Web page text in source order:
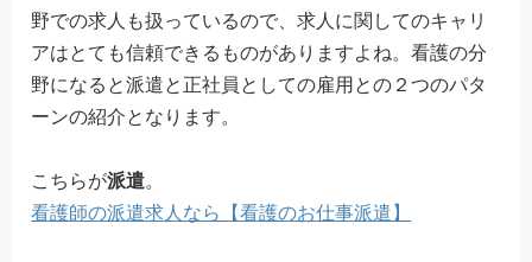
野での求人も扱っているので、求人に関してのキャリ
アはとても信頼できるものがありますよね。看護の分
野になると派遣と正社員としての雇用との２つのパタ
ーンの紹介となります。
こちらが派遣。
看護師の派遣求人なら【看護のお仕事派遣】